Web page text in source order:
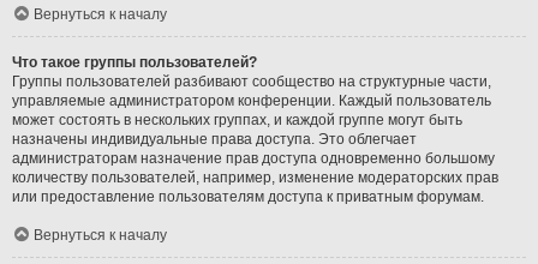
Вернуться к началу
Что такое группы пользователей?
Группы пользователей разбивают сообщество на структурные части,
управляемые администратором конференции. Каждый пользователь
может состоять в нескольких группах, и каждой группе могут быть
назначены индивидуальные права доступа. Это облегчает
администраторам назначение прав доступа одновременно большому
количеству пользователей, например, изменение модераторских прав
или предоставление пользователям доступа к приватным форумам.
Вернуться к началу